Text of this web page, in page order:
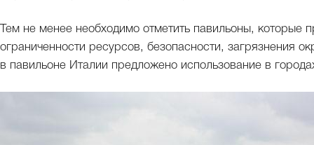
Тем не менее необходимо отметить павильоны,
ограниченности ресурсов, безопасности, загрязнения
в павильоне Италии предложено использование в